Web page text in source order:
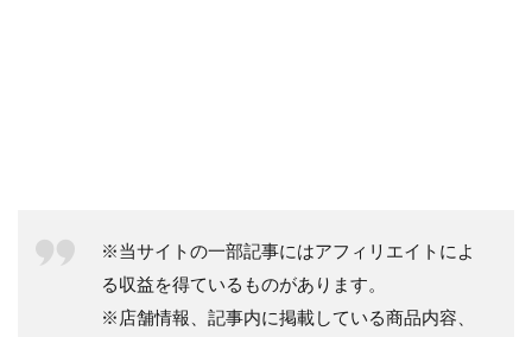
※当サイトの一部記事にはアフィリエイトによ
る収益を得ているものがあります。
※店舗情報、記事内に掲載している商品内容、